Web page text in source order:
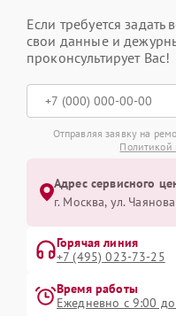
Если требуется задать
свои данные и
проконсультирует Вас!
Отправляя заявку на
Политикой
Адрес сервисного
г. Москва, ул.
Горячая линия
+7 (495) 023-73-25
Время работы
Ежедневно с 9:00